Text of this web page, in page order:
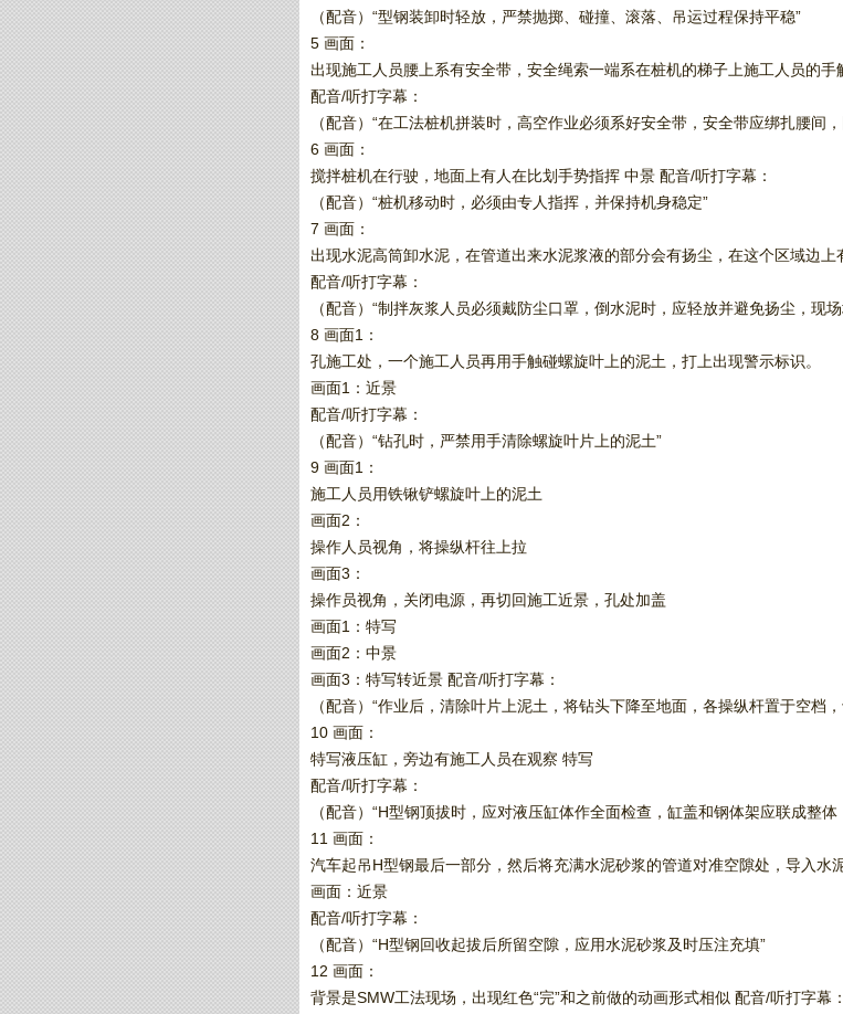
（配音）“型钢装卸时轻放，严禁抛掷、碰撞、滚落、吊运过程保持平稳”
5 画面：
出现施工人员腰上系有安全带，安全绳索一端系在桩机的梯子上施工人员的手
配音/听打字幕：
（配音）“在工法桩机拼装时，高空作业必须系好安全带，安全带应绑扎腰间
6 画面：
搅拌桩机在行驶，地面上有人在比划手势指挥 中景 配音/听打字幕：
（配音）“桩机移动时，必须由专人指挥，并保持机身稳定”
7 画面：
出现水泥高筒卸水泥，在管道出来水泥浆液的部分会有扬尘，在这个区域边
配音/听打字幕：
（配音）“制拌灰浆人员必须戴防尘口罩，倒水泥时，应轻放并避免扬尘，现
8 画面1：
孔施工处，一个施工人员再用手触碰螺旋叶上的泥土，打上出现警示标识。
画面1：近景
配音/听打字幕：
（配音）“钻孔时，严禁用手清除螺旋叶片上的泥土”
9 画面1：
施工人员用铁锹铲螺旋叶上的泥土
画面2：
操作人员视角，将操纵杆往上拉
画面3：
操作员视角，关闭电源，再切回施工近景，孔处加盖
画面1：特写
画面2：中景
画面3：特写转近景 配音/听打字幕：
（配音）“作业后，清除叶片上泥土，将钻头下降至地面，各操纵杆置于空档
10 画面：
特写液压缸，旁边有施工人员在观察 特写
配音/听打字幕：
（配音）“H型钢顶拔时，应对液压缸体作全面检查，缸盖和钢体架应联成整
11 画面：
汽车起吊H型钢最后一部分，然后将充满水泥砂浆的管道对准空隙处，导入水
画面：近景
配音/听打字幕：
（配音）“H型钢回收起拔后所留空隙，应用水泥砂浆及时压注充填”
12 画面：
背景是SMW工法现场，出现红色“完”和之前做的动画形式相似 配音/听打字幕：